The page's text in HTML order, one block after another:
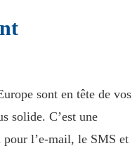
sont en tête de vos
solide. C’est une
pour l’e-mail, le SMS et